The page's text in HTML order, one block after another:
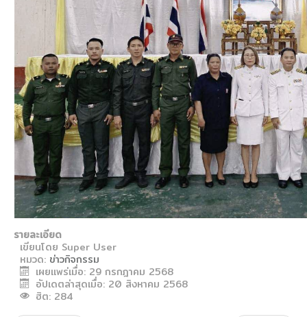
รายละเอียด
เขียนโดย Super User
หมวด: ข่าวกิจกรรม
เผยแพร่เมื่อ: 29 กรกฎาคม 2568
อัปเดตล่าสุดเมื่อ: 20 สิงหาคม 2568
ฮิต: 284